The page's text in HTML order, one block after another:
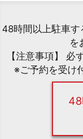
48時間以上駐車
を
【注意事項】 必
※ご予約を受け